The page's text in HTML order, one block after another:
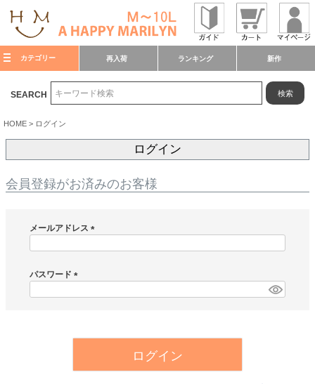
カテゴリー 再入荷 ランキング 新作
SEARCH 検索
HOME ログイン
ログイン
会員登録がお済みのお客様
メールアドレス
)
パスワード
ログイン